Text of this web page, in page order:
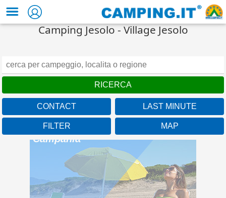
Camping Jesolo - Village Jesolo
CONTACT LAST MINUTE
FILTER MAP
Camping Baia Domizia
Campania